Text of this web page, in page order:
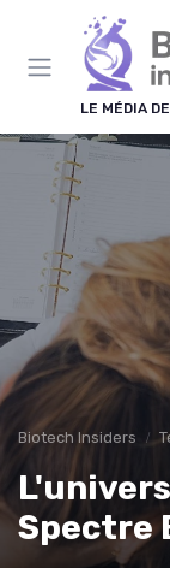
LE MÉDIA
Biotech Insiders
Spectre
Panneau de